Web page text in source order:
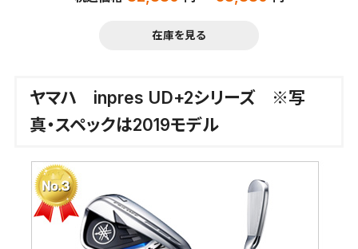
在庫を見る
ヤマハ inpres UD+2シリーズ ※写
真・スペックは2019モデル